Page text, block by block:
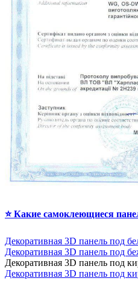
⭐ Какие самоклеющиеся
Декоративная 3D панель под
Декоративная 3D панель под
Декоративная 3D панель под
Декоративная 3D панель под